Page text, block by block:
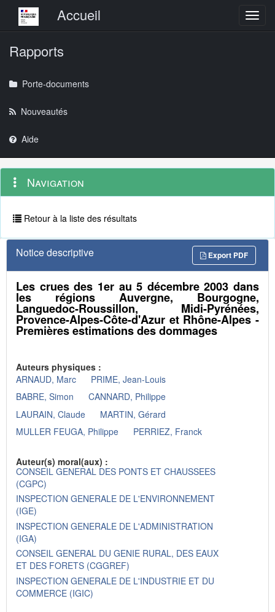
Menu principalAccueil
Rapports
Porte-documents
Nouveautés
Aide
Navigation
outils
Menu
contextuel
Navigation
Retour à la liste des résultats
Notice descriptive Export PDF
Les crues des 1er au 5 décembre 2003 dans
les régions Auvergne, Bourgogne,
Languedoc-Roussillon, Midi-Pyrénées,
Provence-Alpes-Côte-d'Azur et Rhône-Alpes -
Premières estimations des dommages
Auteurs physiques :
ARNAUD, Marc
PRIME, Jean-Louis
BABRE, Simon
CANNARD, Philippe
LAURAIN, Claude
MARTIN, Gérard
MULLER FEUGA, Philippe
PERRIEZ, Franck
Auteur(s) moral(aux) :
CONSEIL GENERAL DES PONTS ET CHAUSSEES
(CGPC)
INSPECTION GENERALE DE L'ENVIRONNEMENT
(IGE)
INSPECTION GENERALE DE L'ADMINISTRATION
(IGA)
CONSEIL GENERAL DU GENIE RURAL, DES EAUX
ET DES FORETS (CGGREF)
INSPECTION GENERALE DE L'INDUSTRIE ET DU
COMMERCE (IGIC)